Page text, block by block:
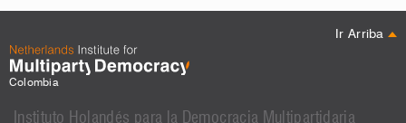
Ir Arriba
Colombia
Instituto Holandés para la Democracia Multipartidaria